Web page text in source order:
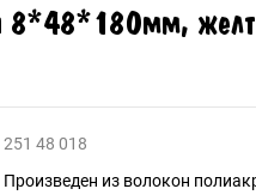
8*48*180мм,
251 48 018
Произведен из волокон